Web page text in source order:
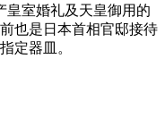
皇室婚礼及天皇御用的
也是日本首相官邸接待
定器皿。